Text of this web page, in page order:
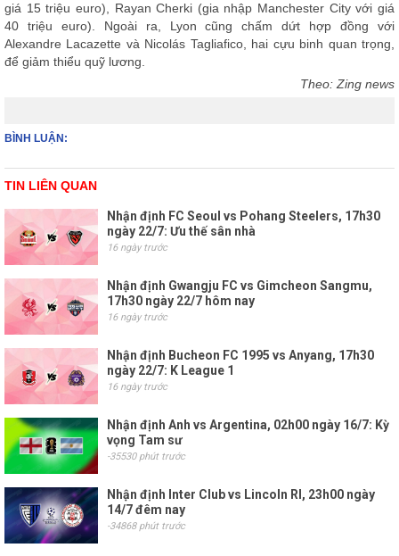
giá 15 triệu euro), Rayan Cherki (gia nhập Manchester City với giá
40 triệu euro). Ngoài ra, Lyon cũng chấm dứt hợp đồng với
Alexandre Lacazette và Nicolás Tagliafico, hai cựu binh quan trọng,
để giảm thiểu quỹ lương.
Theo: Zing news
BÌNH LUẬN:
TIN LIÊN QUAN
Nhận định FC Seoul vs Pohang Steelers, 17h30
ngày 22/7: Ưu thế sân nhà
16 ngày trước
Nhận định Gwangju FC vs Gimcheon Sangmu,
17h30 ngày 22/7 hôm nay
16 ngày trước
Nhận định Bucheon FC 1995 vs Anyang, 17h30
ngày 22/7: K League 1
16 ngày trước
Nhận định Anh vs Argentina, 02h00 ngày 16/7: Kỳ
vọng Tam sư
-35530 phút trước
Nhận định Inter Club vs Lincoln RI, 23h00 ngày
14/7 đêm nay
-34868 phút trước